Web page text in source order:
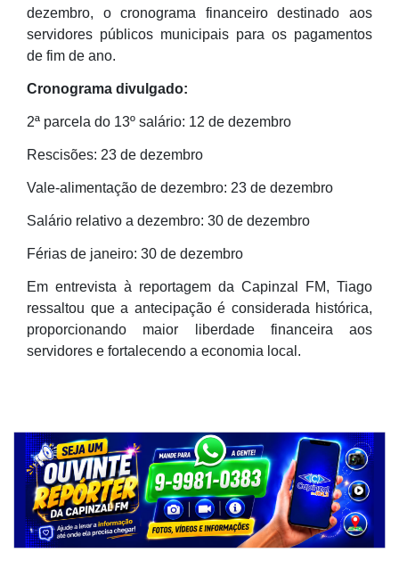
dezembro, o cronograma financeiro destinado aos
servidores públicos municipais para os pagamentos
de fim de ano.
Cronograma divulgado:
2ª parcela do 13º salário: 12 de dezembro
Rescisões: 23 de dezembro
Vale-alimentação de dezembro: 23 de dezembro
Salário relativo a dezembro: 30 de dezembro
Férias de janeiro: 30 de dezembro
Em entrevista à reportagem da Capinzal FM, Tiago
ressaltou que a antecipação é considerada histórica,
proporcionando maior liberdade financeira aos
servidores e fortalecendo a economia local.